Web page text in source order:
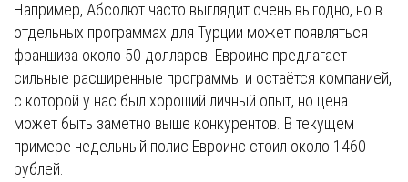
Например, Абсолют часто выглядит очень выгодно, но в
отдельных программах для Турции может появляться
франшиза около 50 долларов. Евроинс предлагает
сильные расширенные программы и остаётся компанией,
с которой у нас был хороший личный опыт, но цена
может быть заметно выше конкурентов. В текущем
примере недельный полис Евроинс стоил около 1460
рублей.